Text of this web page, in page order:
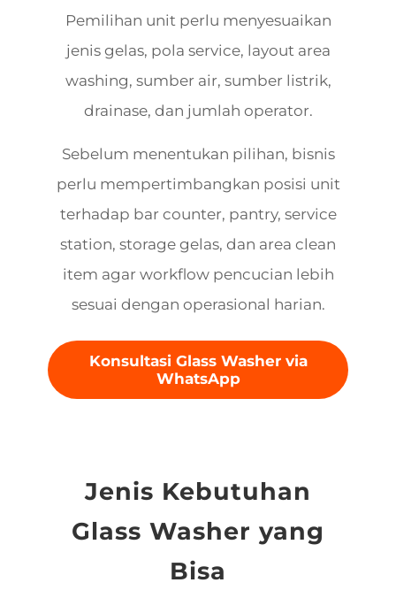
Pemilihan unit perlu menyesuaikan
jenis gelas, pola service, layout area
washing, sumber air, sumber listrik,
drainase, dan jumlah operator.
Sebelum menentukan pilihan, bisnis
perlu mempertimbangkan posisi unit
terhadap bar counter, pantry, service
station, storage gelas, dan area clean
item agar workflow pencucian lebih
sesuai dengan operasional harian.
Konsultasi Glass Washer via
WhatsApp
Jenis Kebutuhan
Glass Washer yang
Bisa